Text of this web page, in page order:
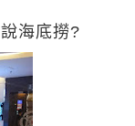
海底撈?